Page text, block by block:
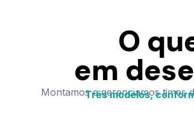
O
em
Montamos e gerenciamos times
Três modelos,